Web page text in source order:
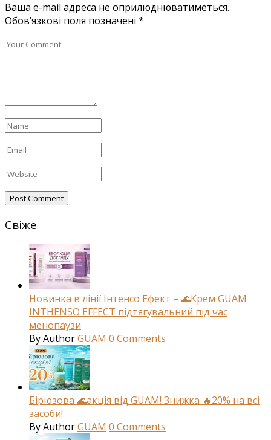
Ваша e-mail адреса не оприлюднюватиметься.
Обов’язкові поля позначені *
Свіже
Новинка в лінії Інтенсо Ефект – 🌊Крем GUAM
INTHENSO EFFECT підтягувальний під час
менопаузи
ByAuthorGUAM 0 Comments
Бірюзова 🌊акція від GUAM! Знижка 🔥20% на всі
засоби!
ByAuthorGUAM 0 Comments